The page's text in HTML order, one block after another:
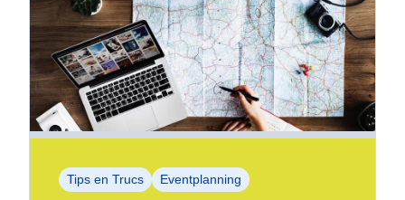
Tips en Trucs Eventplanning